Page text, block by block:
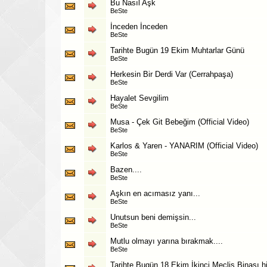
Bu Nasıl Aşk
BeSte
İnceden İnceden
BeSte
Tarihte Bugün 19 Ekim Muhtarlar Günü
BeSte
Herkesin Bir Derdi Var (Cerrahpaşa)
BeSte
Hayalet Sevgilim
BeSte
Musa - Çek Git Bebeğim (Official Video)
BeSte
Karlos & Yaren - YANARIM (Official Video)
BeSte
Bazen....
BeSte
Aşkın en acımasız yanı...
BeSte
Unutsun beni demişsin...
BeSte
Mutlu olmayı yarına bırakmak....
BeSte
Tarihte Bugün 18 Ekim İkinci Meclis Binası